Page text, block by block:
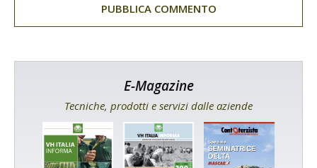
E-Magazine
Tecniche, prodotti e servizi dalle aziende